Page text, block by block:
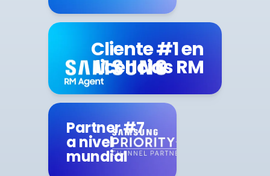
Cliente #1 en
licencias RM
Partner #7
a nivel
mundial